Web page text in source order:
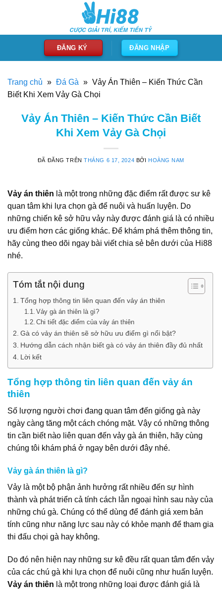
ĐĂNG KÝ ĐĂNG NHẬP
Trang chủ » Đá Gà » Vảy Án Thiên – Kiến Thức Cần
Biết Khi Xem Vảy Gà Chọi
Vảy Án Thiên – Kiến Thức Cần Biết
Khi Xem Vảy Gà Chọi
ĐÃ ĐĂNG TRÊNTHÁNG 6 17, 2024 BỞI HOÀNG NAM
Vảy án thiên là một trong những đặc điểm rất được sư kê
quan tâm khi lựa chọn gà để nuôi và huấn luyện. Do
những chiến kê sở hữu vảy này được đánh giá là có nhiều
ưu điểm hơn các giống khác. Để khám phá thêm thông tin,
hãy cùng theo dõi ngay bài viết chia sẻ bên dưới của Hi88
nhé.
Tóm tắt nội dung
Tổng hợp thông tin liên quan đến vảy án thiên
Vảy gà án thiên là gì?
Chi tiết đặc điểm của vảy án thiên
Gà có vảy án thiên sẽ sở hữu ưu điểm gì nổi bật?
Hướng dẫn cách nhận biết gà có vảy án thiên đầy đủ nhất
Lời kết
Tổng hợp thông tin liên quan đến vảy án
thiên
Số lượng người chơi đang quan tâm đến giống gà này
ngày càng tăng một cách chóng mặt. Vậy có những thông
tin cần biết nào liên quan đến vảy gà án thiên, hãy cùng
chúng tôi khám phá ở ngay bên dưới đây nhé.
Vảy gà án thiên là gì?
Vảy là một bộ phận ảnh hưởng rất nhiều đến sự hình
thành và phát triển cả tính cách lẫn ngoại hình sau này của
những chú gà. Chúng có thể dùng để đánh giá xem bản
tính cũng như năng lực sau này có khỏe mạnh để tham gia
thi đấu chọi gà hay không.
Do đó nên hiện nay những sư kê đều rất quan tâm đến vảy
của các chú gà khi lựa chọn để nuôi cũng như huấn luyện.
Vảy án thiên là một trong những loại được đánh giá là